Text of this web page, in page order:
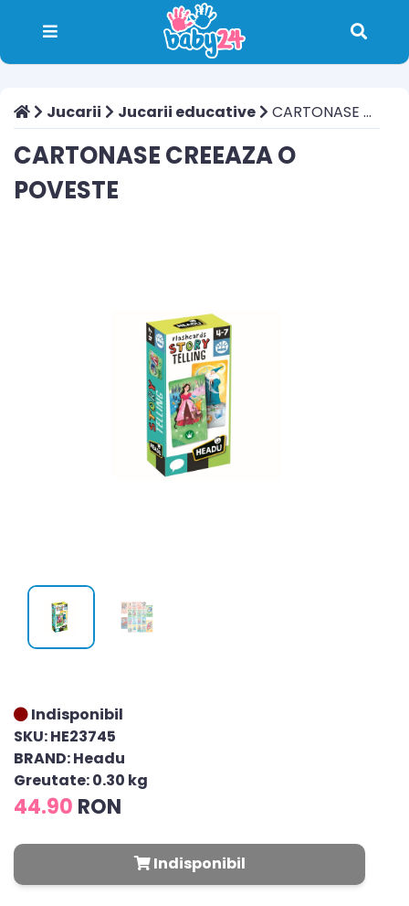
Jucarii Jucarii educative CARTONASE CREEAZA O POVESTE
CARTONASE CREEAZA O
POVESTE
Indisponibil
SKU: HE23745
BRAND: Headu
Greutate: 0.30 kg
44.90 RON
Indisponibil